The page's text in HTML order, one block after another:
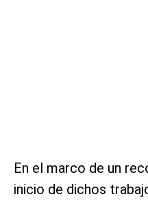
En el marco de un
inicio de dichos